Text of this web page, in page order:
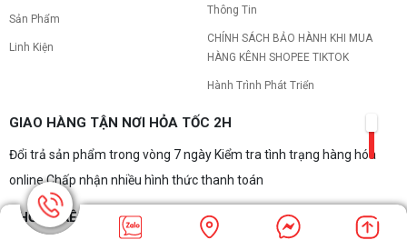
Sản Phẩm
Linh Kiện
Thông Tin
CHÍNH SÁCH BẢO HÀNH KHI MUA
HÀNG KÊNH SHOPEE TIKTOK
Hành Trình Phát Triển
GIAO HÀNG TẬN NƠI HỎA TỐC 2H
Đổi trả sản phẩm trong vòng 7 ngày Kiểm tra tình trạng hàng hóa
online Chấp nhận nhiều hình thức thanh toán
THỐNG KÊ TRUY CẬP: